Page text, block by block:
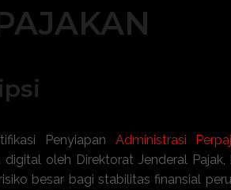
Penyiapan Administrasi
digital oleh Direktorat Jenderal
besar bagi stabilitas finansial